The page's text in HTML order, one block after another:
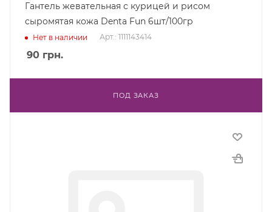
Гантель жевательная с курицей и рисом
сыромятая кожа Denta Fun 6шт/100гр
Нет в наличии Арт.: 1111143414
90 грн.
ПОД ЗАКАЗ